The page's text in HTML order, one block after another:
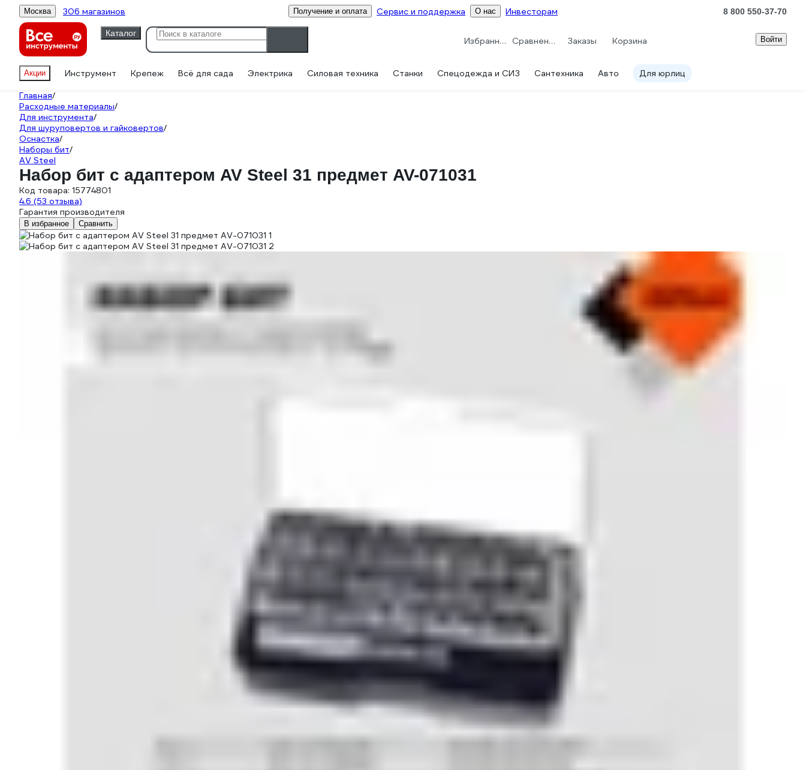
Москва 306 магазинов Получение и оплата Сервис и поддержка О нас Инвесторам 8 800 550-37-70
Каталог
Избранное Сравнение Заказы Корзина Войти
Акции Инструмент Крепеж Всё для сада Электрика Силовая техника Станки Спецодежда и СИЗ Сантехника Авто Для юрлиц
Главная/
Расходные материалы/
Для инструмента/
Для шуруповертов и гайковертов/
Оснастка/
Наборы бит/
AV Steel
Набор бит с адаптером AV Steel 31 предмет AV-071031
Код товара: 15774801
4.6 (53 отзыва)
Гарантия производителя
В избранное Сравнить